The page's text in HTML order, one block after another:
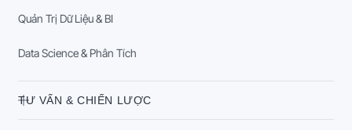
Quản Trị Dữ Liệu & BI
Data Science & Phân Tích
TƯ VẤN & CHIẾN LƯỢC